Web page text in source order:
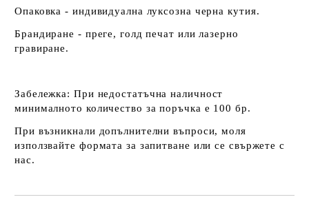
Опаковка - индивидуална луксозна черна кутия.
Брандиране - преге, голд печат или лазерно
гравиране.
Забележка: При недостатъчна наличност
минималното количество за поръчка е 100 бр.
При възникнали допълнителни въпроси, моля
използвайте формата за запитване или се свържете с
нас.